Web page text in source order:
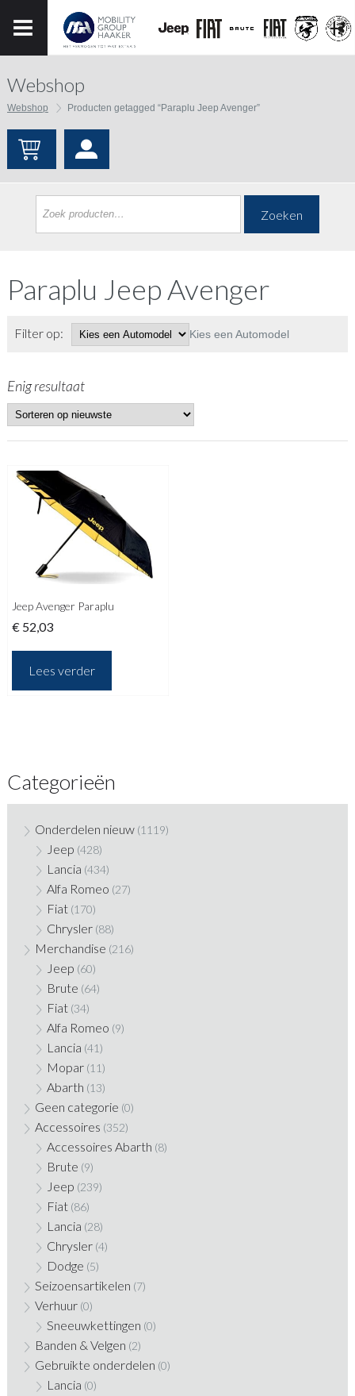
Webshop
Webshop Producten getagged “Paraplu Jeep Avenger”
Zoeken
Paraplu Jeep Avenger
Filter op: Kies een Automodel
Enig resultaat
Jeep Avenger Paraplu
€ 52,03
Lees verder
Categorieën
Onderdelen nieuw (1119)
Jeep (428)
Lancia (434)
Alfa Romeo (27)
Fiat (170)
Chrysler (88)
Merchandise (216)
Jeep (60)
Brute (64)
Fiat (34)
Alfa Romeo (9)
Lancia (41)
Mopar (11)
Abarth (13)
Geen categorie (0)
Accessoires (352)
Accessoires Abarth (8)
Brute (9)
Jeep (239)
Fiat (86)
Lancia (28)
Chrysler (4)
Dodge (5)
Seizoensartikelen (7)
Verhuur (0)
Sneeuwkettingen (0)
Banden & Velgen (2)
Gebruikte onderdelen (0)
Lancia (0)